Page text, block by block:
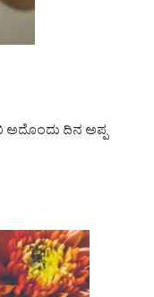
ಅದೊಂದು ದಿನ ಅಪ್ಪ